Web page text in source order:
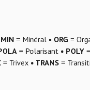
= Minéral • ORG=
= Polarisant • POLY=
= Trivex • TRANS=